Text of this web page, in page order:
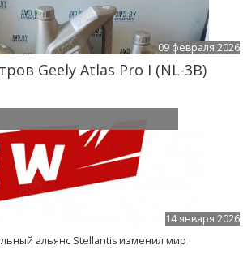
09 февраля 2026
Geely Atlas Pro I (NL-3B)
14 января 2026
альянс Stellantis изменил мир